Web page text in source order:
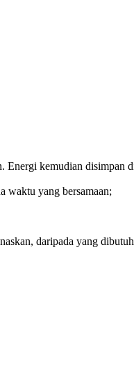
kemudian disimpan
waktu yang bersamaan;
daripada yang